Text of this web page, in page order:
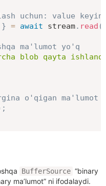
uchun: value
} = await stream. read (
ma'lumot yo'q
blob qayta
o'qigan
;
BufferSource “binary
ma’lumot” ni ifodalaydi.